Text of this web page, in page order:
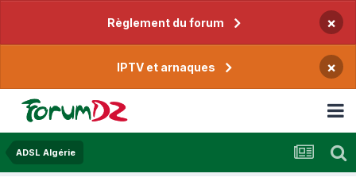
Règlement du forum ×
IPTV et arnaques ×
ADSL Algérie